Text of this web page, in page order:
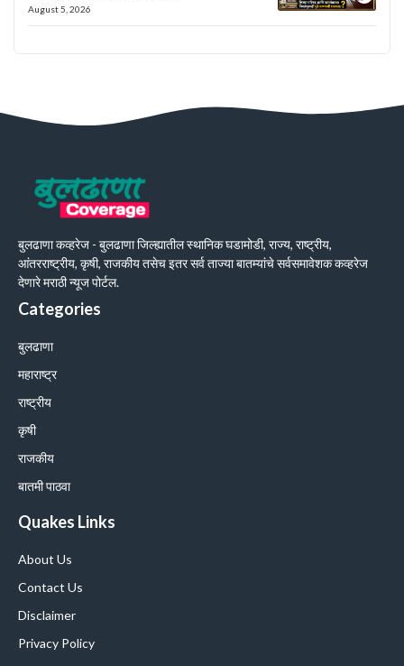
August 5, 2026
बुलढाणा कव्हरेज - बुलढाणा जिल्ह्यातील स्थानिक घडामोडी, राज्य, राष्ट्रीय,
आंतरराष्ट्रीय, कृषी, राजकीय तसेच इतर सर्व ताज्या बातम्यांचे सर्वसमावेशक कव्हरेज
देणारे मराठी न्यूज पोर्टल.
Categories
बुलढाणा
महाराष्ट्र
राष्ट्रीय
कृषी
राजकीय
बातमी पाठवा
Quakes Links
About Us
Contact Us
Disclaimer
Privacy Policy